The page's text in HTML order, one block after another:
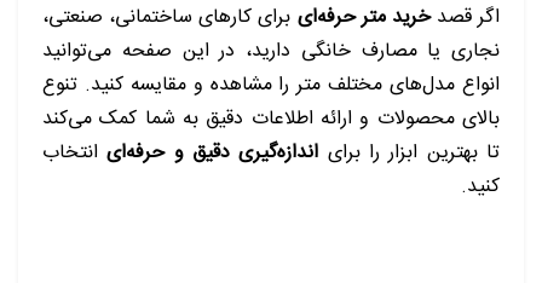
اگر قصدخرید متر حرفه‌ای برای کارهای ساختمانی، صنعتی،
نجاری یا مصارف خانگی دارید، در این صفحه می‌توانید
انواع مدل‌های مختلف متر را مشاهده و مقایسه کنید. تنوع
بالای محصولات و ارائه اطلاعات دقیق به شما کمک می‌کند
تا بهترین ابزار را برای اندازه‌گیری دقیق و حرفه‌ایانتخاب
کنید.